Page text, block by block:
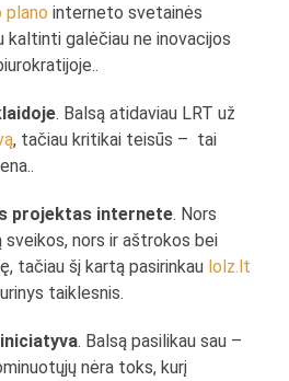
plano interneto svetainės
kaltinti galėčiau ne inovacijos
. Balsą atidaviau LRT už
, tačiau kritikai teisūs – tai
projektas internete. Nors
sveikos, nors ir aštrokos bei
tačiau šį kartą pasirinkau lolz.lt
taiklesnis.
. Balsą pasilikau sau –
nėra toks, kurį